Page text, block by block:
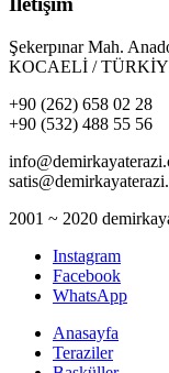
Şekerpınar Mah.
KOCAELİ /
+90 (262) 658 02 28
+90 (532) 488 55 56
2001 ~ 2020
Instagram
Facebook
WhatsApp
Anasayfa
Teraziler